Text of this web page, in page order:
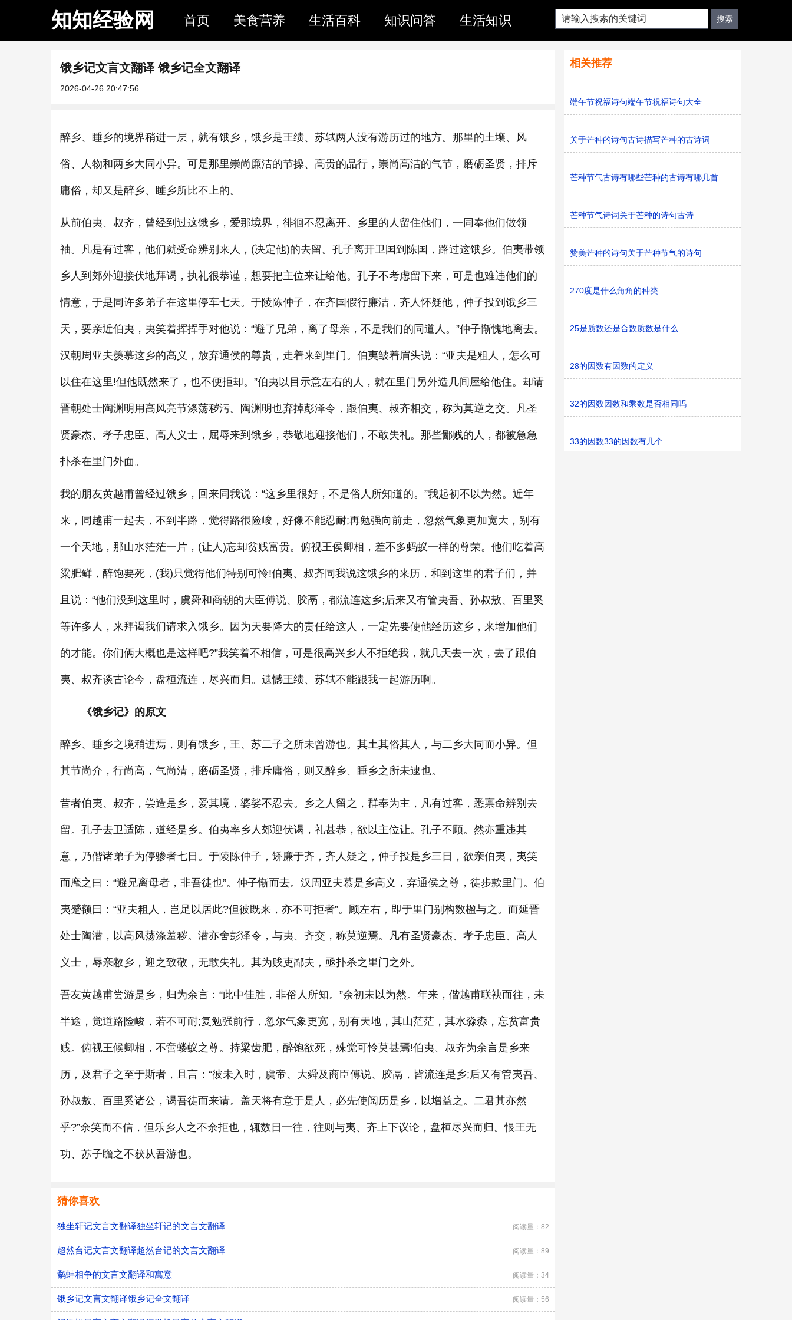
知知经验网 首页 美食营养 生活百科 知识问答 生活知识
饿乡记文言文翻译 饿乡记全文翻译
2026-04-26 20:47:56
醉乡、睡乡的境界稍进一层，就有饿乡，饿乡是王绩、苏轼两人没有游历过的地方。那里的土壤、风
俗、人物和两乡大同小异。可是那里崇尚廉洁的节操、高贵的品行，崇尚高洁的气节，磨砺圣贤，排斥
庸俗，却又是醉乡、睡乡所比不上的。
从前伯夷、叔齐，曾经到过这饿乡，爱那境界，徘徊不忍离开。乡里的人留住他们，一同奉他们做领
袖。凡是有过客，他们就受命辨别来人，(决定他)的去留。孔子离开卫国到陈国，路过这饿乡。伯夷带领
乡人到郊外迎接伏地拜谒，执礼很恭谨，想要把主位来让给他。孔子不考虑留下来，可是也难违他们的
情意，于是同许多弟子在这里停车七天。于陵陈仲子，在齐国假行廉洁，齐人怀疑他，仲子投到饿乡三
天，要亲近伯夷，夷笑着挥挥手对他说：“避了兄弟，离了母亲，不是我们的同道人。”仲子惭愧地离去。
汉朝周亚夫羡慕这乡的高义，放弃通侯的尊贵，走着来到里门。伯夷皱着眉头说：“亚夫是粗人，怎么可
以住在这里!但他既然来了，也不便拒却。”伯夷以目示意左右的人，就在里门另外造几间屋给他住。却请
晋朝处士陶渊明用高风亮节涤荡秽污。陶渊明也弃掉彭泽令，跟伯夷、叔齐相交，称为莫逆之交。凡圣
贤豪杰、孝子忠臣、高人义士，屈辱来到饿乡，恭敬地迎接他们，不敢失礼。那些鄙贱的人，都被急急
扑杀在里门外面。
我的朋友黄越甫曾经过饿乡，回来同我说：“这乡里很好，不是俗人所知道的。”我起初不以为然。近年
来，同越甫一起去，不到半路，觉得路很险峻，好像不能忍耐;再勉强向前走，忽然气象更加宽大，别有
一个天地，那山水茫茫一片，(让人)忘却贫贱富贵。俯视王侯卿相，差不多蚂蚁一样的尊荣。他们吃着高
粱肥鲜，醉饱要死，(我)只觉得他们特别可怜!伯夷、叔齐同我说这饿乡的来历，和到这里的君子们，并
且说：“他们没到这里时，虞舜和商朝的大臣傅说、胶鬲，都流连这乡;后来又有管夷吾、孙叔敖、百里奚
等许多人，来拜谒我们请求入饿乡。因为天要降大的责任给这人，一定先要使他经历这乡，来增加他们
的才能。你们俩大概也是这样吧?”我笑着不相信，可是很高兴乡人不拒绝我，就几天去一次，去了跟伯
夷、叔齐谈古论今，盘桓流连，尽兴而归。遗憾王绩、苏轼不能跟我一起游历啊。
《饿乡记》的原文
醉乡、睡乡之境稍进焉，则有饿乡，王、苏二子之所未曾游也。其土其俗其人，与二乡大同而小异。但
其节尚介，行尚高，气尚清，磨砺圣贤，排斥庸俗，则又醉乡、睡乡之所未逮也。
昔者伯夷、叔齐，尝造是乡，爱其境，婆娑不忍去。乡之人留之，群奉为主，凡有过客，悉禀命辨别去
留。孔子去卫适陈，道经是乡。伯夷率乡人郊迎伏谒，礼甚恭，欲以主位让。孔子不顾。然亦重违其
意，乃偕诸弟子为停骖者七日。于陵陈仲子，矫廉于齐，齐人疑之，仲子投是乡三日，欲亲伯夷，夷笑
而麾之曰：“避兄离母者，非吾徒也”。仲子惭而去。汉周亚夫慕是乡高义，弃通侯之尊，徒步款里门。伯
夷蹙额曰：“亚夫粗人，岂足以居此?但彼既来，亦不可拒者”。顾左右，即于里门别构数楹与之。而延晋
处士陶潜，以高风荡涤羞秽。潜亦舍彭泽令，与夷、齐交，称莫逆焉。凡有圣贤豪杰、孝子忠臣、高人
义士，辱亲敝乡，迎之致敬，无敢失礼。其为贱吏鄙夫，亟扑杀之里门之外。
吾友黄越甫尝游是乡，归为余言：“此中佳胜，非俗人所知。”余初未以为然。年来，偕越甫联袂而往，未
半途，觉道路险峻，若不可耐;复勉强前行，忽尔气象更宽，别有天地，其山茫茫，其水淼淼，忘贫富贵
贱。俯视王候卿相，不啻蝼蚁之尊。持粱齿肥，醉饱欲死，殊觉可怜莫甚焉!伯夷、叔齐为余言是乡来
历，及君子之至于斯者，且言：“彼未入时，虞帝、大舜及商臣傅说、胶鬲，皆流连是乡;后又有管夷吾、
孙叔敖、百里奚诸公，谒吾徒而来请。盖天将有意于是人，必先使阅历是乡，以增益之。二君其亦然
乎?”余笑而不信，但乐乡人之不余拒也，辄数日一往，往则与夷、齐上下议论，盘桓尽兴而归。恨王无
功、苏子瞻之不获从吾游也。
猜你喜欢
独坐轩记文言文翻译独坐轩记的文言文翻译 阅读量：82
超然台记文言文翻译超然台记的文言文翻译 阅读量：89
鹬蚌相争的文言文翻译和寓意 阅读量：34
饿乡记文言文翻译饿乡记全文翻译 阅读量：56
相关推荐
端午节祝福诗句端午节祝福诗句大全
关于芒种的诗句古诗描写芒种的古诗词
芒种节气古诗有哪些芒种的古诗有哪几首
芒种节气诗词关于芒种的诗句古诗
赞美芒种的诗句关于芒种节气的诗句
270度是什么角角的种类
25是质数还是合数质数是什么
28的因数有因数的定义
32的因数因数和乘数是否相同吗
33的因数33的因数有几个